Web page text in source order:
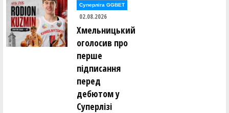
Суперліга GGBET
02.08.2026
Хмельницький
оголосив про
перше
підписання
перед
дебютом у
Суперлізі